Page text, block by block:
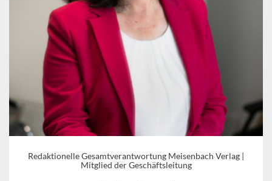
Redaktionelle Gesamtverantwortung Meisenbach Verlag |
Mitglied der Geschäftsleitung